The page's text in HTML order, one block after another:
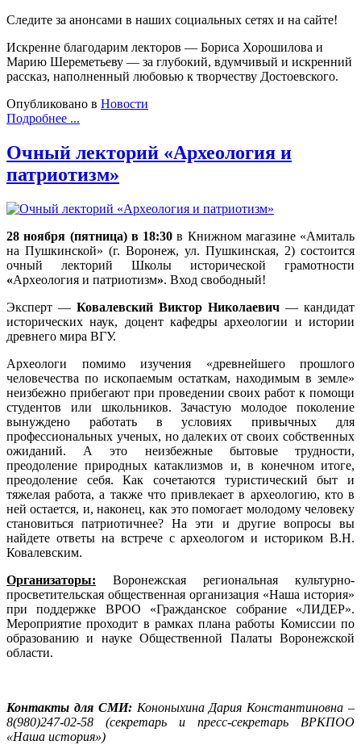
Следите за анонсами в наших социальных сетях и на сайте!
Искренне благодарим лекторов — Бориса Хорошилова и
Марию Шереметьеву — за глубокий, вдумчивый и искренний
рассказ, наполненный любовью к творчеству Достоевского.
Опубликовано в Новости
Подробнее ...
Очный лекторий «Археология и
патриотизм»
28 ноября (пятница) в 18:30 в Книжном магазине «Амиталь
на Пушкинской» (г. Воронеж, ул. Пушкинская, 2) состоится
очный лекторий Школы исторической грамотности
«Археология и патриотизм». Вход свободный!
Эксперт — Ковалевский Виктор Николаевич — кандидат
исторических наук, доцент кафедры археологии и истории
древнего мира ВГУ.
Археологи помимо изучения «древнейшего прошлого
человечества по ископаемым остаткам, находимым в земле»
неизбежно прибегают при проведении своих работ к помощи
студентов или школьников. Зачастую молодое поколение
вынуждено работать в условиях привычных для
профессиональных ученых, но далеких от своих собственных
ожиданий. А это неизбежные бытовые трудности,
преодоление природных катаклизмов и, в конечном итоге,
преодоление себя. Как сочетаются туристический быт и
тяжелая работа, а также что привлекает в археологию, кто в
ней остается, и, наконец, как это помогает молодому человеку
становиться патриотичнее? На эти и другие вопросы вы
найдете ответы на встрече с археологом и историком В.Н.
Ковалевским.
Организаторы: Воронежская региональная культурно-
просветительская общественная организация «Наша история»
при поддержке ВРОО «Гражданское собрание «ЛИДЕР».
Мероприятие проходит в рамках плана работы Комиссии по
образованию и науке Общественной Палаты Воронежской
области.
Контакты для СМИ: Кононыхина Дария Константиновна –
8(980)247-02-58 (секретарь и пресс-секретарь ВРКПОО
«Наша история»)